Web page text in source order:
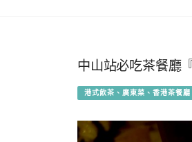
中山站必吃茶餐廳
港式飲茶、廣東菜、香港茶餐廳